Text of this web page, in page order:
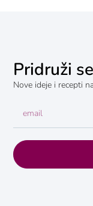
Pridruži
Nove ideje i recepti